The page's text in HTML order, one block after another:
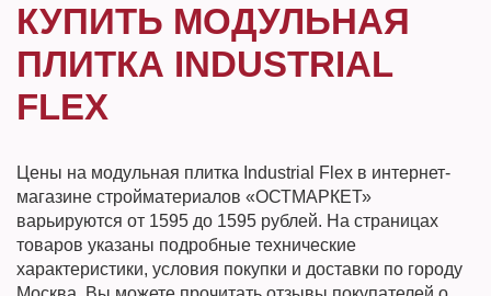
КУПИТЬ МОДУЛЬНАЯ
ПЛИТКА INDUSTRIAL
FLEX
Цены на модульная плитка Industrial Flex в интернет-
магазине стройматериалов «ОСТМАРКЕТ»
варьируются от 1595 до 1595 рублей. На страницах
товаров указаны подробные технические
характеристики, условия покупки и доставки по городу